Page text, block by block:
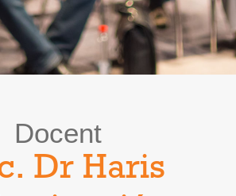
Docent
Dr Haris